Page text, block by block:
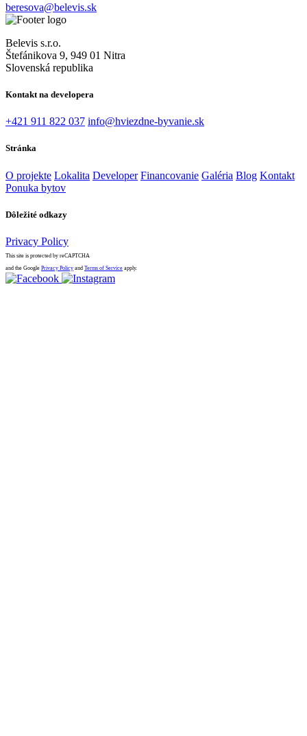
beresova@belevis.sk
Belevis s.r.o.
Štefánikova 9, 949 01 Nitra
Slovenská republika
Kontakt na developera
+421 911 822 037 info@hviezdne-byvanie.sk
Stránka
O projekte Lokalita Developer Financovanie Galéria Blog Kontakt
Ponuka bytov
Dôležité odkazy
Privacy Policy
This site is protected by reCAPTCHA
and the Google Privacy Policy and Terms of Service apply.